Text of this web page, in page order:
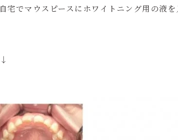
でマウスピースにホワイトニング用の液